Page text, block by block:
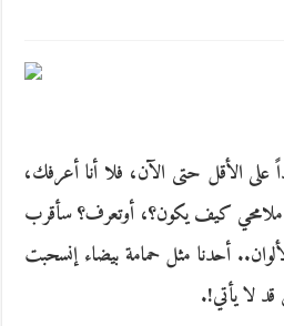
على الأقل حتى الآن، فلا أنا أعرفك،
ملامحي كيف يكون؟، أوتعرف؟ سأقرب
أحدنا مثل حمامة بيضاء إنسحبت
لا يأتي!.